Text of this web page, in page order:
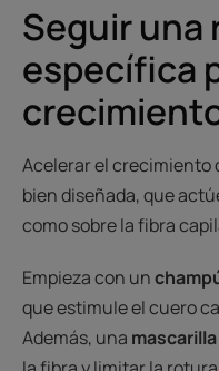
Seguir una
específica
Acelerar el crecimiento
bien diseñada, que
como sobre la fibra
Empieza con un
que estimule el cuero
Además, una